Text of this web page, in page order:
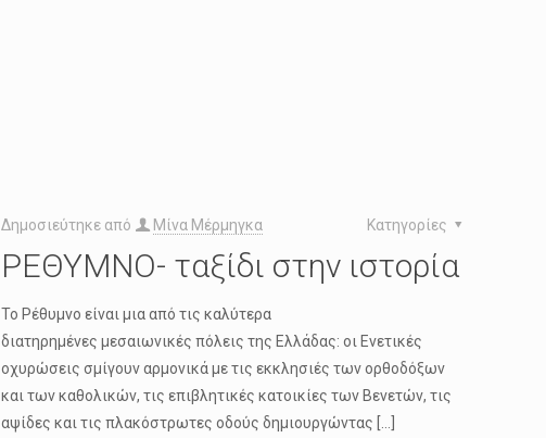
Δημοσιεύτηκε από Μίνα Μέρμηγκα Κατηγορίες
ΡΕΘΥΜΝΟ- ταξίδι στην ιστορία
Το Ρέθυμνο είναι μια από τις καλύτερα
διατηρημένες μεσαιωνικές πόλεις της Ελλάδας: οι Ενετικές
οχυρώσεις σμίγουν αρμονικά με τις εκκλησιές των ορθοδόξων
και των καθολικών, τις επιβλητικές κατοικίες των Βενετών, τις
αψίδες και τις πλακόστρωτες οδούς δημιουργώντας […]